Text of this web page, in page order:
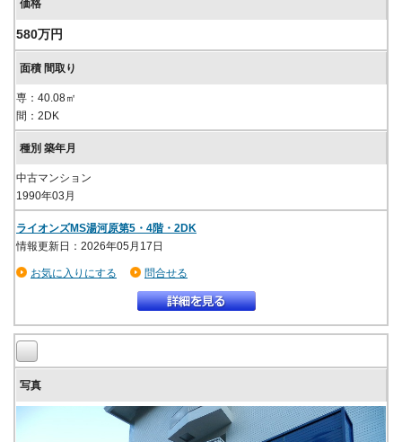
580万円
専：40.08㎡
間：2DK
中古マンション
1990年03月
ライオンズMS湯河原第5・4階・2DK
情報更新日：2026年05月17日
お気に入りにする 問合せる